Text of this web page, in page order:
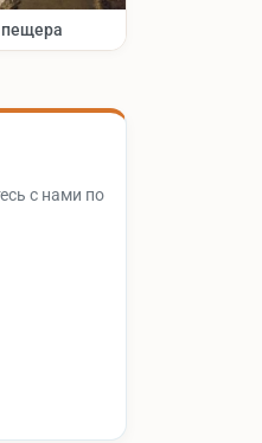
с нами по